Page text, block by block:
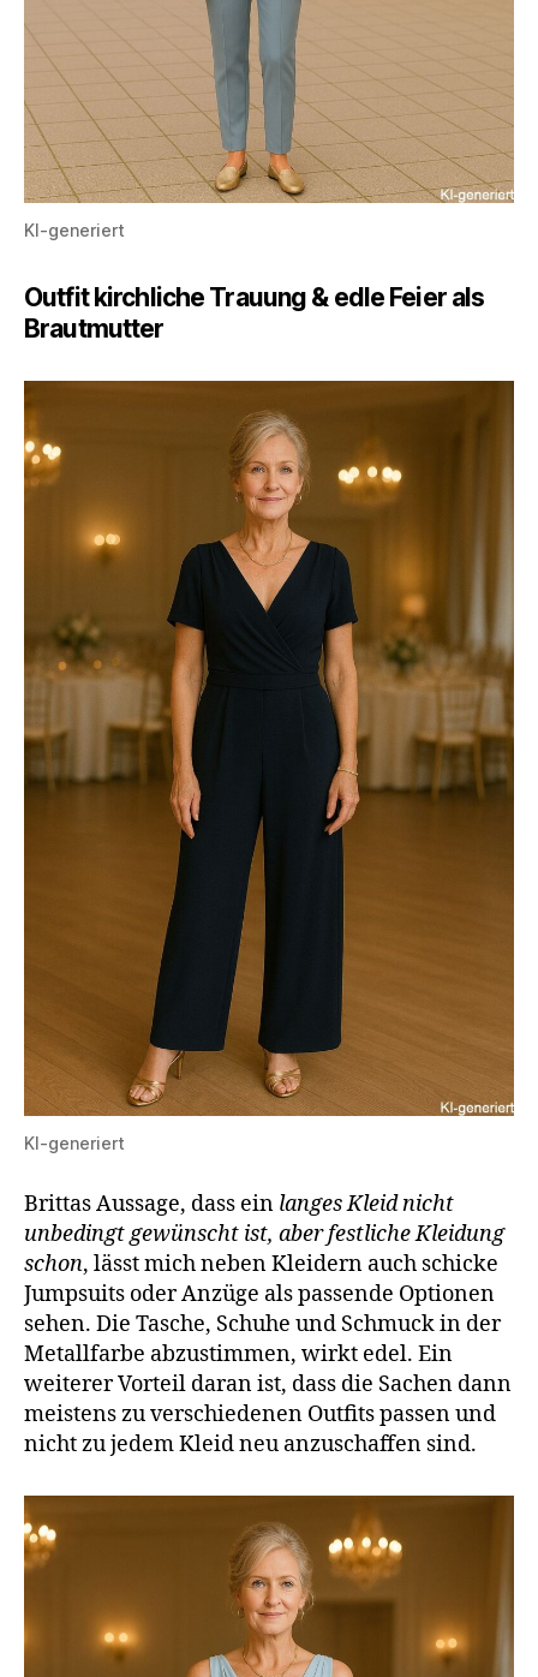
KI-generiert
Outfit kirchliche Trauung & edle Feier als
Brautmutter
KI-generiert
Brittas Aussage, dass ein langes Kleid nicht
unbedingt gewünscht ist, aber festliche Kleidung
schon, lässt mich neben Kleidern auch schicke
Jumpsuits oder Anzüge als passende Optionen
sehen. Die Tasche, Schuhe und Schmuck in der
Metallfarbe abzustimmen, wirkt edel. Ein
weiterer Vorteil daran ist, dass die Sachen dann
meistens zu verschiedenen Outfits passen und
nicht zu jedem Kleid neu anzuschaffen sind.